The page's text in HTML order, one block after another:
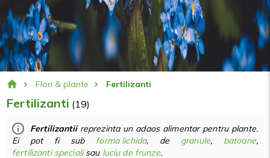
Flori & plante Fertilizanti
Fertilizanti (19)
Fertilizantiireprezinta un adaos alimentar pentru plante.
Ei pot fi sub forma lichida, de granule, batoane,
fertilizanti specialisau luciu de frunze.